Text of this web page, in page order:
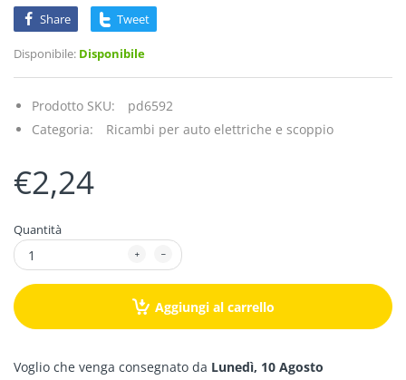
Share Tweet
Disponibile: Disponibile
Prodotto SKU:
pd6592
Categoria:
Ricambi per auto elettriche e scoppio
€2,24
Quantità
Aggiungi al carrello
Voglio che venga consegnato da Lunedì, 10 Agosto